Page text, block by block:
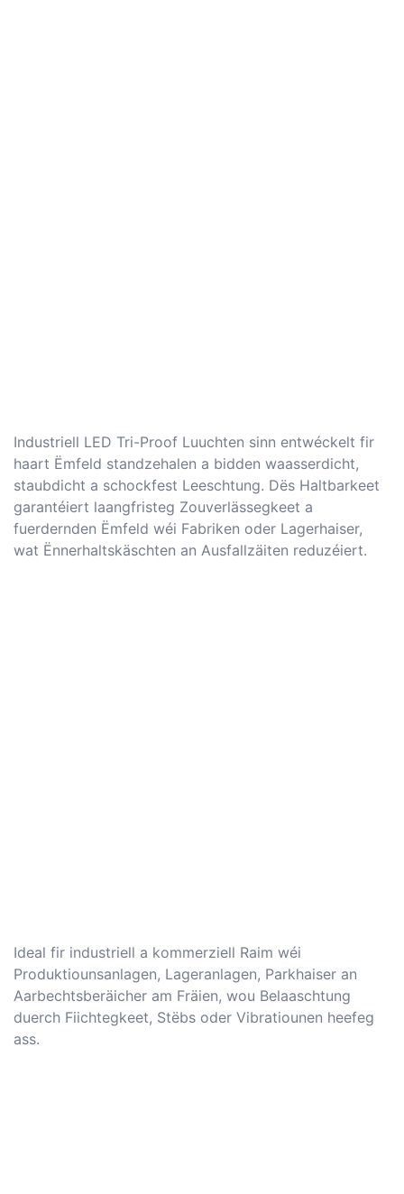
Industriell LED Tri-Proof Luuchten sinn entwéckelt fir
haart Ëmfeld standzehalen a bidden waasserdicht,
staubdicht a schockfest Leeschtung. Dës Haltbarkeet
garantéiert laangfristeg Zouverlässegkeet a
fuerdernden Ëmfeld wéi Fabriken oder Lagerhaiser,
wat Ënnerhaltskäschten an Ausfallzäiten reduzéiert.
Ideal fir industriell a kommerziell Raim wéi
Produktiounsanlagen, Lageranlagen, Parkhaiser an
Aarbechtsberäicher am Fräien, wou Belaaschtung
duerch Fiichtegkeet, Stëbs oder Vibratiounen heefeg
ass.